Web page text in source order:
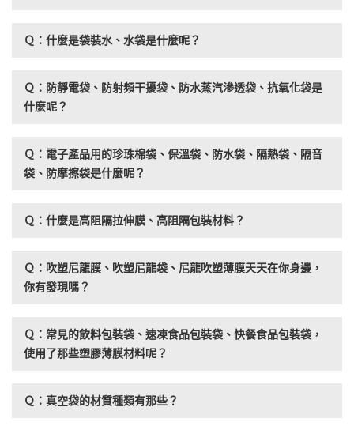
Ｑ：什麼是袋裝水、水袋是什麼呢？
Ｑ：防靜電袋、防射頻干擾袋、防水蒸汽滲透袋、抗氧化袋是
什麼呢？
Ｑ：電子產品用的珍珠棉袋、保溫袋、防水袋、隔熱袋、隔音
袋、防摩擦袋是什麼呢？
Ｑ：什麼是高阻隔拉伸膜、高阻隔包裝材料？
Ｑ：吹塑尼龍膜、吹塑尼龍袋、尼龍吹塑薄膜天天在你身邊，
你有發現嗎？
Ｑ：常見的飲料包裝袋、速凍食品包裝袋、快餐食品包裝袋，
使用了那些塑膠薄膜材料呢？
Ｑ：真空袋的材質種類有那些？